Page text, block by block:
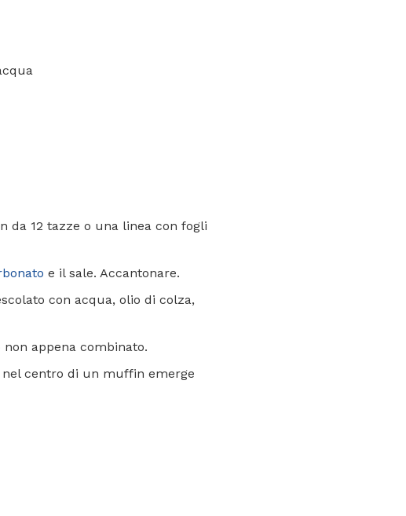
da 12 tazze o una linea con fogli
e il sale. Accantonare.
con acqua, olio di colza,
appena combinato.
centro di un muffin emerge